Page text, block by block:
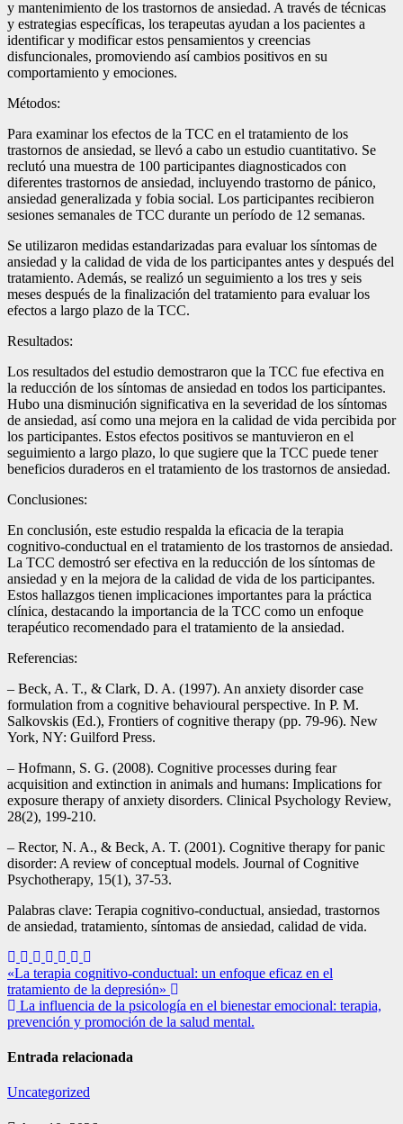
y mantenimiento de los trastornos de ansiedad. A través de técnicas
y estrategias específicas, los terapeutas ayudan a los pacientes a
identificar y modificar estos pensamientos y creencias
disfuncionales, promoviendo así cambios positivos en su
comportamiento y emociones.
Métodos:
Para examinar los efectos de la TCC en el tratamiento de los
trastornos de ansiedad, se llevó a cabo un estudio cuantitativo. Se
reclutó una muestra de 100 participantes diagnosticados con
diferentes trastornos de ansiedad, incluyendo trastorno de pánico,
ansiedad generalizada y fobia social. Los participantes recibieron
sesiones semanales de TCC durante un período de 12 semanas.
Se utilizaron medidas estandarizadas para evaluar los síntomas de
ansiedad y la calidad de vida de los participantes antes y después del
tratamiento. Además, se realizó un seguimiento a los tres y seis
meses después de la finalización del tratamiento para evaluar los
efectos a largo plazo de la TCC.
Resultados:
Los resultados del estudio demostraron que la TCC fue efectiva en
la reducción de los síntomas de ansiedad en todos los participantes.
Hubo una disminución significativa en la severidad de los síntomas
de ansiedad, así como una mejora en la calidad de vida percibida por
los participantes. Estos efectos positivos se mantuvieron en el
seguimiento a largo plazo, lo que sugiere que la TCC puede tener
beneficios duraderos en el tratamiento de los trastornos de ansiedad.
Conclusiones:
En conclusión, este estudio respalda la eficacia de la terapia
cognitivo-conductual en el tratamiento de los trastornos de ansiedad.
La TCC demostró ser efectiva en la reducción de los síntomas de
ansiedad y en la mejora de la calidad de vida de los participantes.
Estos hallazgos tienen implicaciones importantes para la práctica
clínica, destacando la importancia de la TCC como un enfoque
terapéutico recomendado para el tratamiento de la ansiedad.
Referencias:
– Beck, A. T., & Clark, D. A. (1997). An anxiety disorder case
formulation from a cognitive behavioural perspective. In P. M.
Salkovskis (Ed.), Frontiers of cognitive therapy (pp. 79-96). New
York, NY: Guilford Press.
– Hofmann, S. G. (2008). Cognitive processes during fear
acquisition and extinction in animals and humans: Implications for
exposure therapy of anxiety disorders. Clinical Psychology Review,
28(2), 199-210.
– Rector, N. A., & Beck, A. T. (2001). Cognitive therapy for panic
disorder: A review of conceptual models. Journal of Cognitive
Psychotherapy, 15(1), 37-53.
Palabras clave: Terapia cognitivo-conductual, ansiedad, trastornos
de ansiedad, tratamiento, síntomas de ansiedad, calidad de vida.
Navegación
de
entradas
«La terapia cognitivo-conductual: un enfoque eficaz en el
tratamiento de la depresión»
La influencia de la psicología en el bienestar emocional: terapia,
prevención y promoción de la salud mental.
Entrada relacionada
Uncategorized